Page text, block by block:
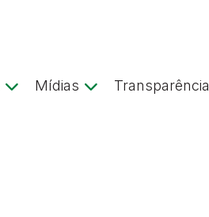
Mídias Transparência